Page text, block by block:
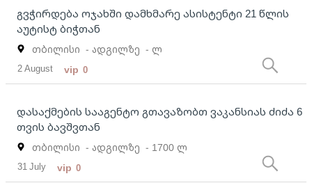
გვჭირდება ოჯახში დამხმარე ასისტენტი 21 წლის
აუტისტ ბიჭთან
თბილისი - ადგილზე - ლ
2 August vip 0
დასაქმების სააგენტო გთავაზობთ ვაკანსიას ძიძა 6
თვის ბავშვთან
თბილისი - ადგილზე - 1700 ლ
31 July vip 0